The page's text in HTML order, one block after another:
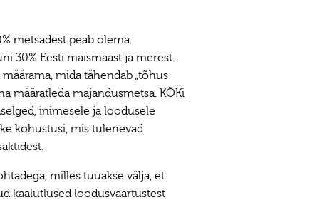
metsadest peab olema
30% Eesti maismaast ja merest.
mida tähendab „tõhus
määratleda majandusmetsa. KÕKi
inimesele ja loodusele
kohustusi, mis tulenevad
milles tuuakse välja, et
kaalutlused loodusväärtustest